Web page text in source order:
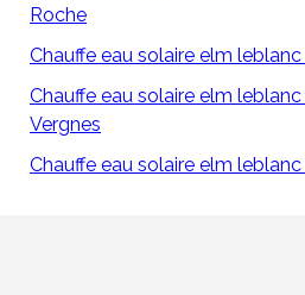
Roche
Chauffe eau solaire elm
Chauffe eau solaire elm
Vergnes
Chauffe eau solaire elm